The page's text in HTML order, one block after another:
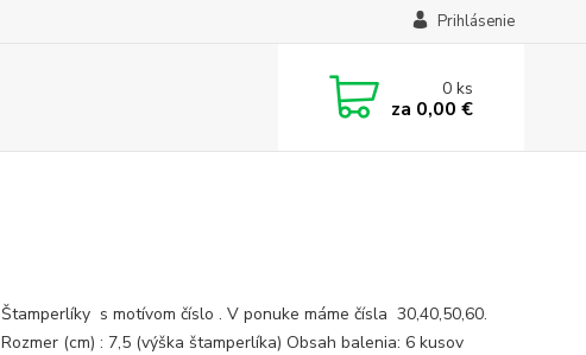
Prihlásenie
0ks
za 0,00 €
Štamperlíky s motívom číslo . V ponuke máme čísla 30,40,50,60.
Rozmer (cm) : 7,5 (výška štamperlíka) Obsah balenia: 6 kusov